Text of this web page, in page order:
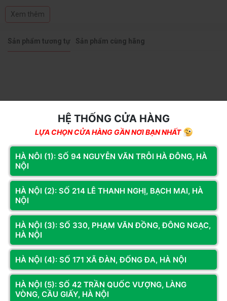
Mặt kính cường lực dày 3mm
Hỗ trợ nguồn: ATX
Xem thêm
Sản phẩm tương tự Sản phẩm cùng hãng
Đánh giá & Nhận xét về VỎ CASE VIETTECH OCEAN
X11B BLACK (M-ATX/ KHÔNG FAN)
0/5
0đánh giá & nhận xét
HỆ THỐNG CỬA HÀNG
LỰA CHỌN CỬA HÀNG GẦN NƠI BẠN NHẤT
HÀ NÔI (1): SỐ 94 NGUYỄN VĂN TRỖI HÀ ĐÔNG, HÀ
NỘI
HÀ NỘI (2): SỐ 214 LÊ THANH NGHỊ, BẠCH MAI, HÀ
NỘI
HÀ NỘI (3): SỐ 330, PHẠM VĂN ĐỒNG, ĐÔNG NGẠC,
HÀ NỘI
HÀ NỘI (4): SỐ 171 XÃ ĐÀN, ĐỐNG ĐA, HÀ NỘI
HÀ NỘI (5): SỐ 42 TRẦN QUỐC VƯỢNG, LÀNG
VÒNG, CẦU GIẤY, HÀ NỘI